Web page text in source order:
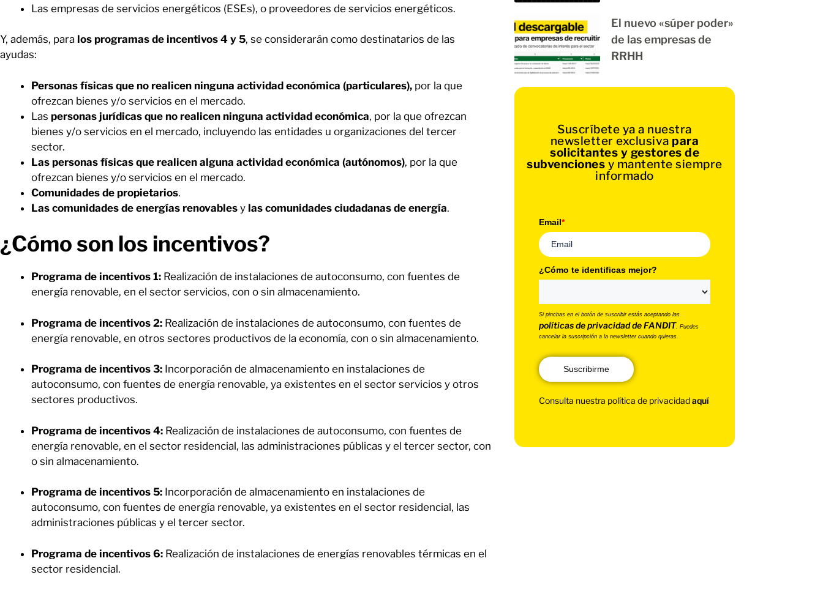
Las empresas de servicios energéticos (ESEs), o proveedores de servicios energéticos.
Y, además, para los programas de incentivos 4 y 5, se considerarán como destinatarios de las
ayudas:
Personas físicas que no realicen ninguna actividad económica (particulares), por la que
ofrezcan bienes y/o servicios en el mercado.
Las personas jurídicas que no realicen ninguna actividad económica, por la que ofrezcan
bienes y/o servicios en el mercado, incluyendo las entidades u organizaciones del tercer
sector.
Las personas físicas que realicen alguna actividad económica (autónomos), por la que
ofrezcan bienes y/o servicios en el mercado.
Comunidades de propietarios.
Las comunidades de energías renovables y las comunidades ciudadanas de energía.
¿Cómo son los incentivos?
Programa de incentivos 1: Realización de instalaciones de autoconsumo, con fuentes de
energía renovable, en el sector servicios, con o sin almacenamiento.
Programa de incentivos 2: Realización de instalaciones de autoconsumo, con fuentes de
energía renovable, en otros sectores productivos de la economía, con o sin almacenamiento.
Programa de incentivos 3: Incorporación de almacenamiento en instalaciones de
autoconsumo, con fuentes de energía renovable, ya existentes en el sector servicios y otros
sectores productivos.
Programa de incentivos 4: Realización de instalaciones de autoconsumo, con fuentes de
energía renovable, en el sector residencial, las administraciones públicas y el tercer sector, con
o sin almacenamiento.
Programa de incentivos 5: Incorporación de almacenamiento en instalaciones de
autoconsumo, con fuentes de energía renovable, ya existentes en el sector residencial, las
administraciones públicas y el tercer sector.
Programa de incentivos 6: Realización de instalaciones de energías renovables térmicas en el
sector residencial.
El nuevo «súper poder»
de las empresas de
RRHH
Suscríbete ya a nuestra
newsletter exclusiva para
solicitantes y gestores de
subvenciones y mantente siempre
informado
Email*
¿Cómo te identificas mejor?
Si pinchas en el botón de suscribir estás aceptando las
políticas de privacidad de FANDIT . Puedes
cancelar la suscripción a la newsletter cuando quieras.
Suscribirme
Consulta nuestra política de privacidadaquí